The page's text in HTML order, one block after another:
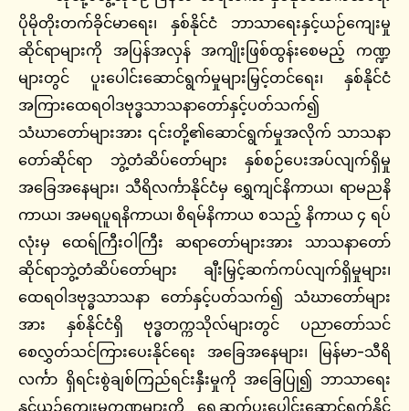
ပိုမိုတိုးတက်ခိုင်မာရေး၊ နှစ်နိုင်ငံ ဘာသာရေးနှင့်ယဉ်ကျေးမှု
ဆိုင်ရာများကို အပြန်အလှန် အကျိုးဖြစ်ထွန်းစေမည့် ကဏ္ဍ
များတွင် ပူးပေါင်းဆောင်ရွက်မှုများမြှင့်တင်ရေး၊ နှစ်နိုင်ငံ
အကြားထေရဝါဒဗုဒ္ဓသာသနာတော်နှင့်ပတ်သက်၍
သံဃာတော်များအား ၎င်းတို့၏ဆောင်ရွက်မှုအလိုက် သာသနာ
တော်ဆိုင်ရာ ဘွဲ့တံဆိပ်တော်များ နှစ်စဉ်ပေးအပ်လျက်ရှိမှု
အခြေအနေများ၊ သီရိလင်္ကာနိုင်ငံမှ ရွှေကျင်နိကာယ၊ ရာမညနိ
ကာယ၊ အမရပူရနိကာယ၊ စိရမ်နိကာယ စသည့် နိကာယ ၄ ရပ်
လုံးမှ ထေရ်ကြီးဝါကြီး ဆရာတော်များအား သာသနာတော်
ဆိုင်ရာဘွဲ့တံဆိပ်တော်များ ချီးမြှင့်ဆက်ကပ်လျက်ရှိမှုများ၊
ထေရဝါဒဗုဒ္ဓသာသနာ တော်နှင့်ပတ်သက်၍ သံဃာတော်များ
အား နှစ်နိုင်ငံရှိ ဗုဒ္ဓတက္ကသိုလ်များတွင် ပညာတော်သင်
စေလွှတ်သင်ကြားပေးနိုင်ရေး အခြေအနေများ၊ မြန်မာ-သီရိ
လင်္ကာ ရှိရင်းစွဲချစ်ကြည်ရင်းနှီးမှုကို အခြေပြု၍ ဘာသာရေး